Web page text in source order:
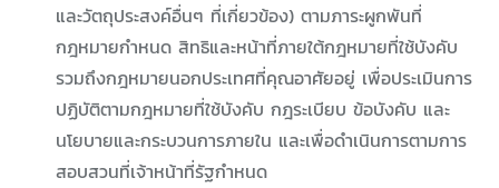
และวัตถุประสงค์อื่นๆ ที่เกี่ยวข้อง) ตามภาระผูกพันที่
กฎหมายกำหนด สิทธิและหน้าที่ภายใต้กฎหมายที่ใช้บังคับ
รวมถึงกฎหมายนอกประเทศที่คุณอาศัยอยู่ เพื่อประเมินการ
ปฏิบัติตามกฎหมายที่ใช้บังคับ กฎระเบียบ ข้อบังคับ และ
นโยบายและกระบวนการภายใน และเพื่อดำเนินการตามการ
สอบสวนที่เจ้าหน้าที่รัฐกำหนด